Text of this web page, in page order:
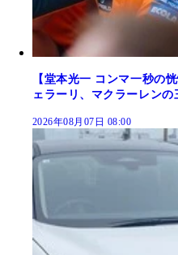
【堂本光一 コンマ一秒の
ェラーリ、マクラーレン
2026年08月07日 08:00